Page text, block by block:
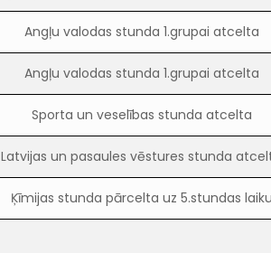
Angļu valodas stunda 1.grupai atcelta
Angļu valodas stunda 1.grupai atcelta
Sporta un veselības stunda atcelta
Latvijas un pasaules vēstures stunda
Ķīmijas stunda pārcelta uz 5.stundas